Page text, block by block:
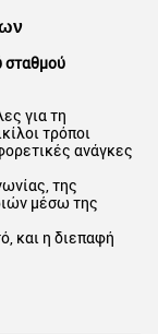
σταθμού
για τη
τρόποι
ανάγκες
της
μέσω της
και η διεπαφή